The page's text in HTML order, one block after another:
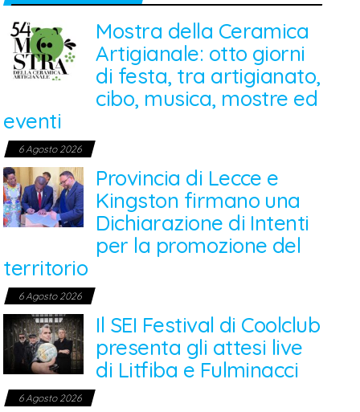
Mostra della Ceramica
Artigianale: otto giorni
di festa, tra artigianato,
cibo, musica, mostre ed
eventi
6 Agosto 2026
Provincia di Lecce e
Kingston firmano una
Dichiarazione di Intenti
per la promozione del
territorio
6 Agosto 2026
Il SEI Festival di Coolclub
presenta gli attesi live
di Litfiba e Fulminacci
6 Agosto 2026